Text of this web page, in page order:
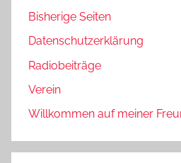
Bisherige Seiten
Datenschutzerklärung
Radiobeiträge
Verein
Willkommen auf meiner